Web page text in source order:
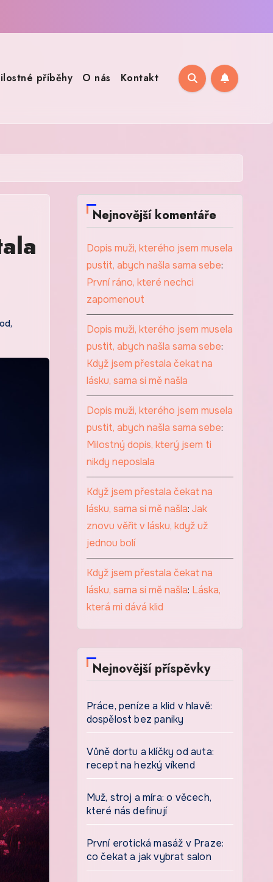
příběhy O nás Kontakt
,
Nejnovější komentáře
Dopis muži, kterého jsem musela
pustit, abych našla sama sebe:
První ráno, které nechci
zapomenout
Dopis muži, kterého jsem musela
pustit, abych našla sama sebe:
Když jsem přestala čekat na
lásku, sama si mě našla
Dopis muži, kterého jsem musela
pustit, abych našla sama sebe:
Milostný dopis, který jsem ti
nikdy neposlala
Když jsem přestala čekat na
lásku, sama si mě našla: Jak
znovu věřit v lásku, když už
jednou bolí
Když jsem přestala čekat na
lásku, sama si mě našla: Láska,
která mi dává klid
Nejnovější příspěvky
Práce, peníze a klid v hlavě:
dospělost bez paniky
Vůně dortu a klíčky od auta:
recept na hezký víkend
Muž, stroj a míra: o věcech,
které nás definují
První erotická masáž v Praze:
co čekat a jak vybrat salon